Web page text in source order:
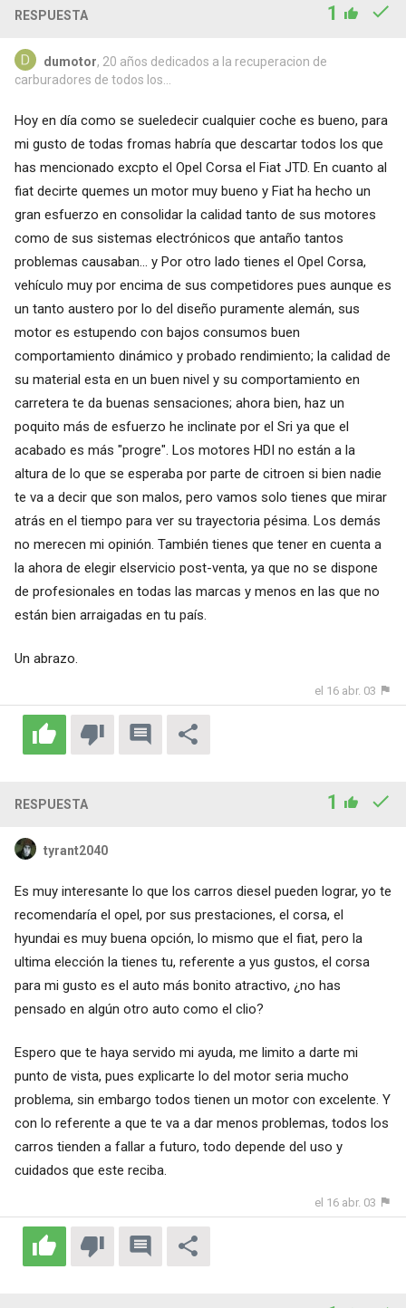
RESPUESTA 1
dumotor, 20 años dedicados a la recuperacion de
carburadores de todos los...
Hoy en día como se sueledecir cualquier coche es bueno, para
mi gusto de todas fromas habría que descartar todos los que
has mencionado excpto el Opel Corsa el Fiat JTD. En cuanto al
fiat decirte quemes un motor muy bueno y Fiat ha hecho un
gran esfuerzo en consolidar la calidad tanto de sus motores
como de sus sistemas electrónicos que antaño tantos
problemas causaban... y Por otro lado tienes el Opel Corsa,
vehículo muy por encima de sus competidores pues aunque es
un tanto austero por lo del diseño puramente alemán, sus
motor es estupendo con bajos consumos buen
comportamiento dinámico y probado rendimiento; la calidad de
su material esta en un buen nivel y su comportamiento en
carretera te da buenas sensaciones; ahora bien, haz un
poquito más de esfuerzo he inclinate por el Sri ya que el
acabado es más "progre". Los motores HDI no están a la
altura de lo que se esperaba por parte de citroen si bien nadie
te va a decir que son malos, pero vamos solo tienes que mirar
atrás en el tiempo para ver su trayectoria pésima. Los demás
no merecen mi opinión. También tienes que tener en cuenta a
la ahora de elegir elservicio post-venta, ya que no se dispone
de profesionales en todas las marcas y menos en las que no
están bien arraigadas en tu país.
Un abrazo.
el 16 abr. 03
RESPUESTA 1
tyrant2040
Es muy interesante lo que los carros diesel pueden lograr, yo te
recomendaría el opel, por sus prestaciones, el corsa, el
hyundai es muy buena opción, lo mismo que el fiat, pero la
ultima elección la tienes tu, referente a yus gustos, el corsa
para mi gusto es el auto más bonito atractivo, ¿no has
pensado en algún otro auto como el clio?
Espero que te haya servido mi ayuda, me limito a darte mi
punto de vista, pues explicarte lo del motor seria mucho
problema, sin embargo todos tienen un motor con excelente. Y
con lo referente a que te va a dar menos problemas, todos los
carros tienden a fallar a futuro, todo depende del uso y
cuidados que este reciba.
el 16 abr. 03